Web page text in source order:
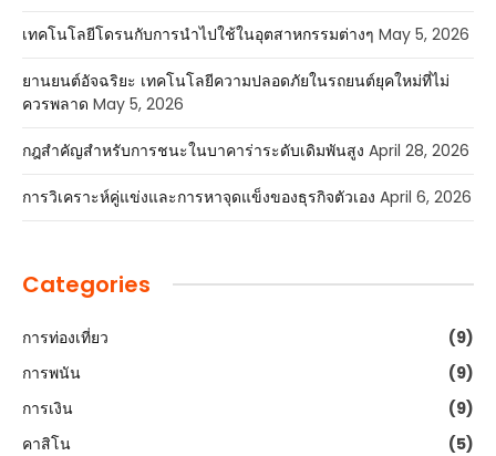
เทคโนโลยีโดรนกับการนำไปใช้ในอุตสาหกรรมต่างๆ May 5, 2026
ยานยนต์อัจฉริยะ เทคโนโลยีความปลอดภัยในรถยนต์ยุคใหม่ที่ไม่
ควรพลาด May 5, 2026
กฎสำคัญสำหรับการชนะในบาคาร่าระดับเดิมพันสูง April 28, 2026
การวิเคราะห์คู่แข่งและการหาจุดแข็งของธุรกิจตัวเอง April 6, 2026
Categories
การท่องเที่ยว
(9)
การพนัน
(9)
การเงิน
(9)
คาสิโน
(5)